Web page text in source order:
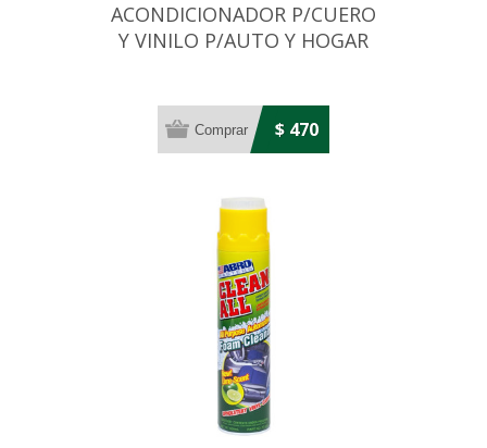
ACONDICIONADOR P/CUERO
Y VINILO P/AUTO Y HOGAR
$ 470